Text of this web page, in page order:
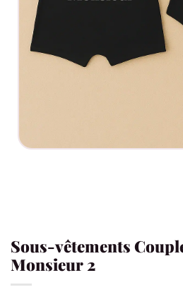
Sous-vêtements
Monsieur 2